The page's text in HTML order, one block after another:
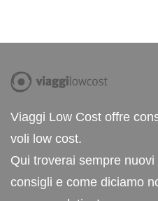
Viaggi Low Cost offre
voli low cost.
Qui troverai sempre
consigli e come diciamo